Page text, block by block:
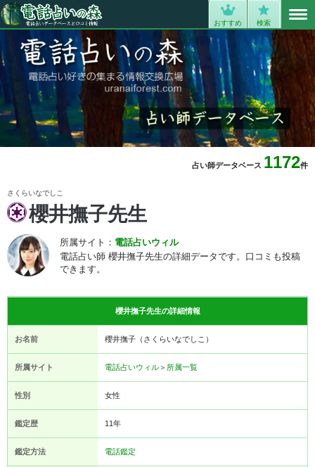
おすすめ 検索
占い師データベース 1172件
さくらいなでしこ
櫻井撫子先生
所属サイト： 電話占いウィル
電話占い師 櫻井撫子先生の詳細データです。口コミも投稿
できます。
櫻井撫子先生の詳細情報
お名前 櫻井撫子（さくらいなでしこ）
所属サイト 電話占いウィル＞ 所属一覧
性別 女性
鑑定歴 11年
鑑定方法 電話鑑定